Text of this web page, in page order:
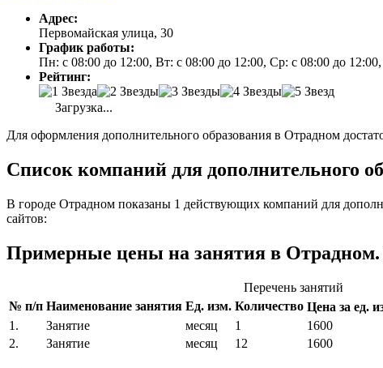
Адрес:
Первомайская улица, 30
График работы:
Пн: с 08:00 до 12:00, Вт: с 08:00 до 12:00, Ср: с 08:00 до
Рейтинг:
Загрузка...
Для оформления дополнительного образования в Отрадном
Список компаний для дополнительного
В городе Отрадном показаны 1 действующих компаний для
сайтов:
Примерные цены на занятия в
Перечень занятий
№ п/п Наименование занятия Ед. изм. Количество Цена за ед.
1.
Занятие месяц 1 1600
2.
Занятие месяц 12 1600